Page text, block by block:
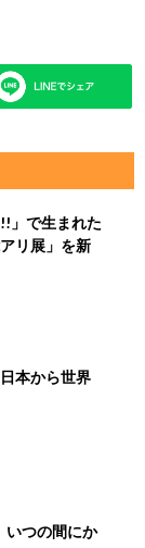
」で生まれた
リ展」を新
本から世界
つの間にか